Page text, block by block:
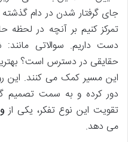
جای گرفتار شدن در دام گذشته
تمرکز کنیم بر آنچه در
دست داریم. سوالاتی
حقایقی در دسترس است؟
این مسیر کمک می کنند. این
دور کرده و به سمت
تقویت این نوع تفکر، یکی از
می دهد.